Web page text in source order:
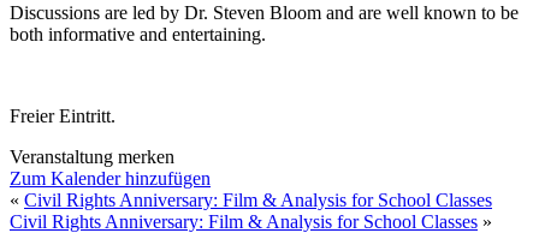
Discussions are led by Dr. Steven Bloom and are well known to be
both informative and entertaining.
Freier Eintritt.
Veranstaltung merken
Zum Kalender hinzufügen
« Civil Rights Anniversary: Film & Analysis for School Classes
Civil Rights Anniversary: Film & Analysis for School Classes »